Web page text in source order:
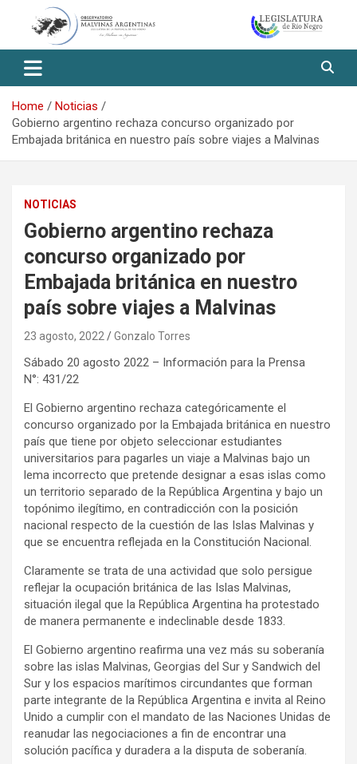
Observatorio Malvinas – Río
Negro
Home
Noticias
Gobierno argentino rechaza concurso organizado por
Embajada británica en nuestro país sobre viajes a Malvinas
NOTICIAS
Gobierno argentino rechaza
concurso organizado por
Embajada británica en nuestro
país sobre viajes a Malvinas
23 agosto, 2022 Gonzalo Torres
Sábado 20 agosto 2022 – Información para la Prensa
N°: 431/22
El Gobierno argentino rechaza categóricamente el
concurso organizado por la Embajada británica en nuestro
país que tiene por objeto seleccionar estudiantes
universitarios para pagarles un viaje a Malvinas bajo un
lema incorrecto que pretende designar a esas islas como
un territorio separado de la República Argentina y bajo un
topónimo ilegítimo, en contradicción con la posición
nacional respecto de la cuestión de las Islas Malvinas y
que se encuentra reflejada en la Constitución Nacional.
Claramente se trata de una actividad que solo persigue
reflejar la ocupación británica de las Islas Malvinas,
situación ilegal que la República Argentina ha protestado
de manera permanente e indeclinable desde 1833.
El Gobierno argentino reafirma una vez más su soberanía
sobre las islas Malvinas, Georgias del Sur y Sandwich del
Sur y los espacios marítimos circundantes que forman
parte integrante de la República Argentina e invita al Reino
Unido a cumplir con el mandato de las Naciones Unidas de
reanudar las negociaciones a fin de encontrar una
solución pacífica y duradera a la disputa de soberanía.